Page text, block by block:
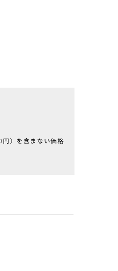
）を含まない価格